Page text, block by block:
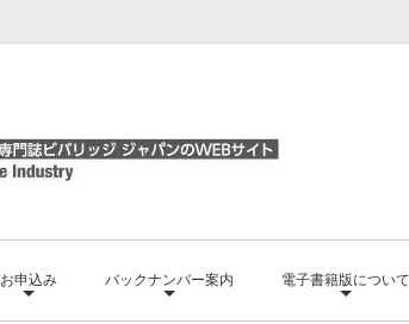
お申込み バックナンバー案内 電子書籍版について